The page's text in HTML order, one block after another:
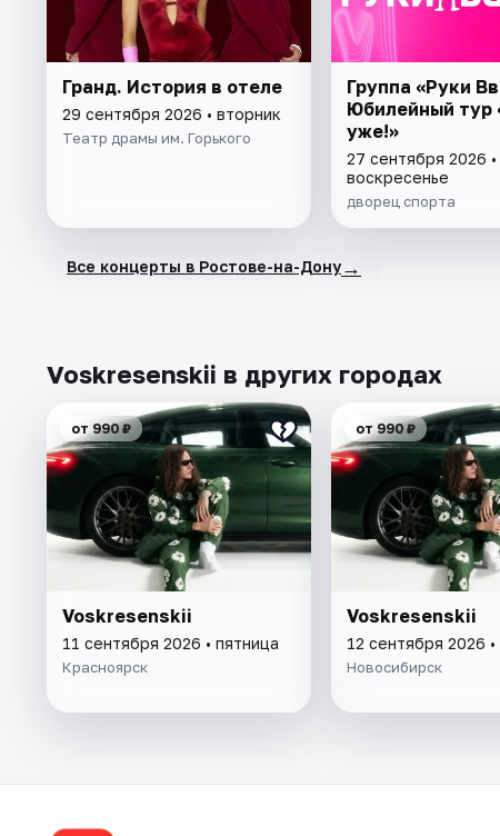
Гранд. История в отеле
29 сентября 2026 • вторник
Театр драмы им. Горького
Группа «Руки
Юбилейный тур
уже!»
27 сентября 2026 •
воскресенье
дворец спорта
Все концерты в Ростове-на-Дону→
Voskresenskii в других городах
от 990 ₽
Voskresenskii
11 сентября 2026 • пятница
Красноярск
от 990 ₽
Voskresenskii
12 сентября 2026
Новосибирск